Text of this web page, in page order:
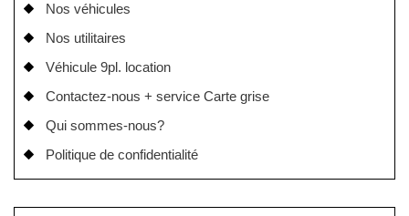
Nos véhicules
Nos utilitaires
Véhicule 9pl. location
Contactez-nous + service Carte grise
Qui sommes-nous?
Politique de confidentialité